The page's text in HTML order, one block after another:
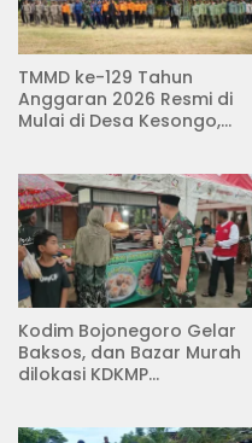
TMMD ke-129 Tahun
Anggaran 2026 Resmi di
Mulai di Desa Kesongo,
Kodim Bojonegoro Gelar
Baksos, dan Bazar Murah
dilokasi KDKMP